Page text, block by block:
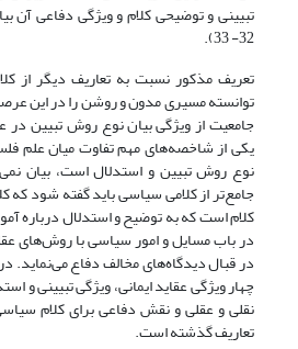
32- 33).
تعریف مذکور نسبت به تعاریف دیگر از
توانسته مسیری مدون و روشن را در این
جامعیت از ویژگی بیان نوع روش تبیین در
یکی از شاخصه‌های مهم تفاوت میان علم
نوع روش تبیین و استدلال است، بیان
جامع‌تر از کلامی سیاسی باید گفته شود که
کلام است که به توضیح و استدلال درباره
در باب مسایل و امور سیاسی با روش‌های
در قبال دیدگاه‌های مخالف دفاع می‌نماید.
چهار ویژگی عقاید ایمانی، ویژگی تبیینی و
نقلی و عقلی و نقش دفاعی برای کلام
تعاریف گذشته است.